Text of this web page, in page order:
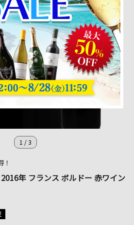
1 /3
年 フランス ボルドー 赤ワイン